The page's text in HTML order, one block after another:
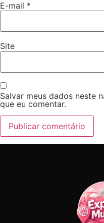
E-mail *
Site
Salvar meus dados neste
que eu comentar.